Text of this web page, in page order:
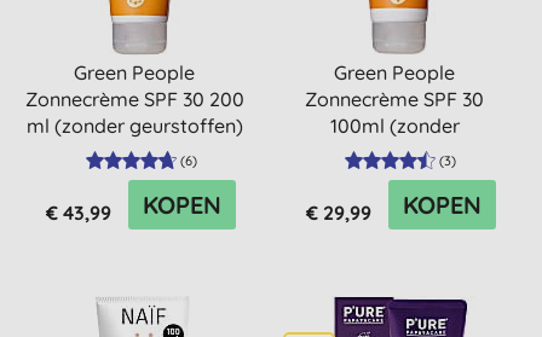
Green People
Zonnecrème SPF 30 200
ml (zonder geurstoffen)
(6)
€ 43,99 KOPEN
Green People
Zonnecrème SPF 30
100ml (zonder
geurstoffen)
(3)
€ 29,99 KOPEN